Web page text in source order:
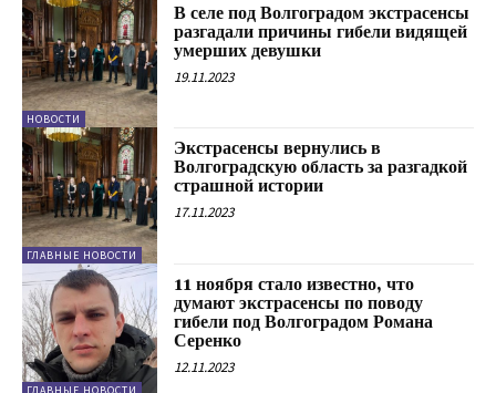
НОВОСТИ
В селе под Волгоградом экстрасенсы
разгадали причины гибели видящей
умерших девушки
19.11.2023
ГЛАВНЫЕ НОВОСТИ
Экстрасенсы вернулись в
Волгоградскую область за разгадкой
страшной истории
17.11.2023
11 ноября стало известно, что
думают экстрасенсы по поводу
гибели под Волгоградом Романа
Серенко
12.11.2023